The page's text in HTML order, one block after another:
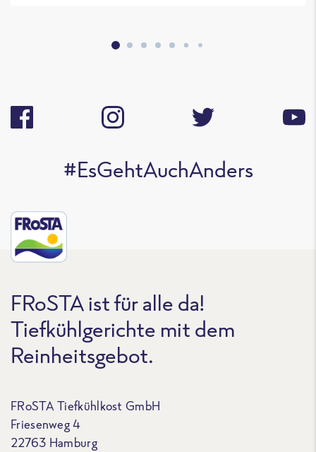
#EsGehtAuchAnders
FRoSTA ist für alle da!
Tiefkühlgerichte mit dem
Reinheitsgebot.
FRoSTA Tiefkühlkost GmbH
Friesenweg 4
22763 Hamburg